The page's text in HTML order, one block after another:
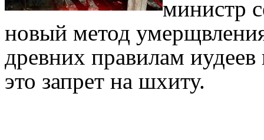
министр
новый метод
древних правилам
это запрет на шхиту.